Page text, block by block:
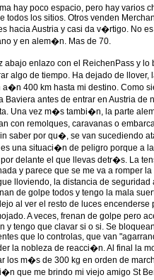
hay poco espacio, pero hay varios
todos los sitios. Otros venden
hacia Austria y casi da v�rtigo. No
y en alem�n. Mas de 70.
abajo enlazo con el ReichenPass y
algo de tiempo. Ha dejado de
a�n 400 km hasta mi destino. Como
Baviera antes de entrar en Austria
Una vez m�s tambi�n, la parte
con remolques, caravanas o
saber por qu�, se van sucediendo
una situaci�n de peligro porque a
delante el que llevas detr�s. La
y parece que se me va a romper
lloviendo, la distancia de
de golpe todos y tengo la mala
al ver el resto de luces
A veces, frenan de golpe pero
y tengo que clavar si o si. Se
que lo controlas, que van
la nobleza de reacci�n. Al final la
los m�s de 300 kg en orden de
que me brindo mi viejo amigo St